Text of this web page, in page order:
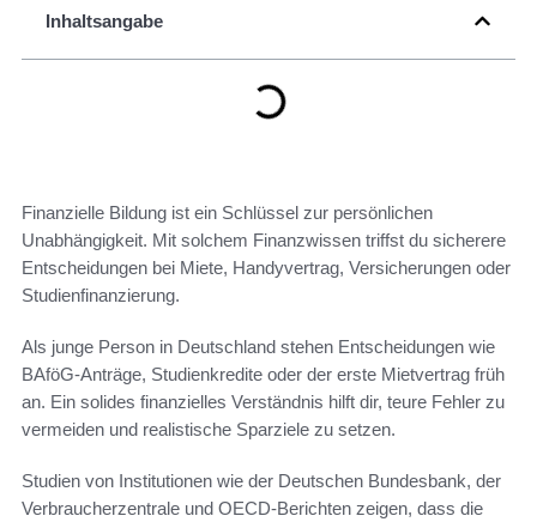
Inhaltsangabe
Finanzielle Bildung ist ein Schlüssel zur persönlichen
Unabhängigkeit. Mit solchem Finanzwissen triffst du sicherere
Entscheidungen bei Miete, Handyvertrag, Versicherungen oder
Studienfinanzierung.
Als junge Person in Deutschland stehen Entscheidungen wie
BAföG-Anträge, Studienkredite oder der erste Mietvertrag früh
an. Ein solides finanzielles Verständnis hilft dir, teure Fehler zu
vermeiden und realistische Sparziele zu setzen.
Studien von Institutionen wie der Deutschen Bundesbank, der
Verbraucherzentrale und OECD-Berichten zeigen, dass die